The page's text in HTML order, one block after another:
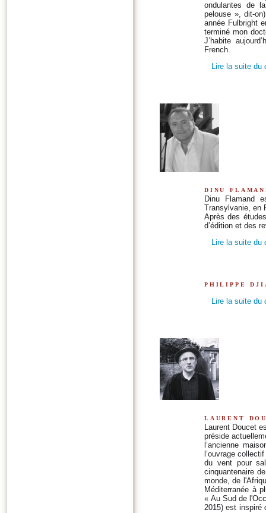
ondulantes de
pelouse », dit-
année Fulbright
terminé mon
J’habite
French.
Lire la suite du
dinu
Dinu Flamand
Transylvanie, en
Après des
d’édition et des
Lire la suite du
philippe
Lire la suite du
laurent
Laurent Doucet
préside
l’ancienne
l’ouvrage
du vent pour
cinquantenaire
monde, de
Méditerranée à
« Au Sud de
2015) est inspiré